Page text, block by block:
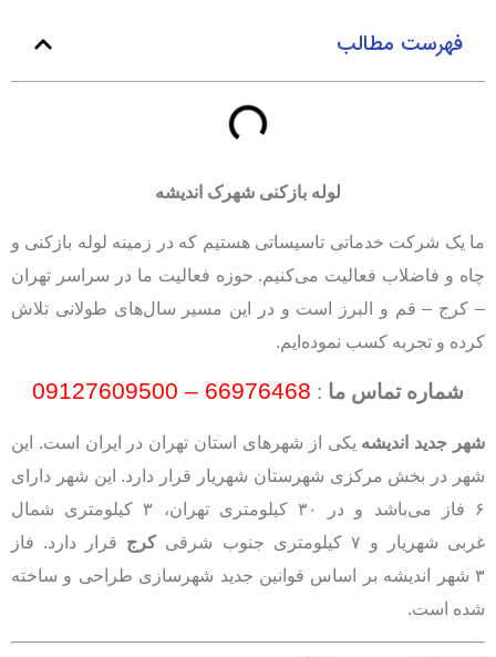
فهرست مطالب
لوله بازکنی شهرک اندیشه
ما یک شرکت خدماتی تاسیساتی هستیم که در زمینه لوله بازکنی و
چاه و فاضلاب فعالیت می‌کنیم. حوزه فعالیت ما در سراسر تهران
– کرج – قم و البرز است و در این مسیر سال‌های طولانی تلاش
کرده و تجربه کسب نموده‌ایم.
شماره تماس ما :
66976468 – 09127609500
شهر جدید اندیشه یکی از شهرهای استان تهران در ایران است. این
شهر در بخش مرکزی شهرستان شهریار قرار دارد. این شهر دارای
۶ فاز می‌باشد و در ۳۰ کیلومتری تهران، ۳ کیلومتری شمال
غربی شهریار و ۷ کیلومتری جنوب شرقی
کرج قرار دارد. فاز
۳ شهر اندیشه بر اساس قوانین جدید شهرسازی طراحی و ساخته
شده است.